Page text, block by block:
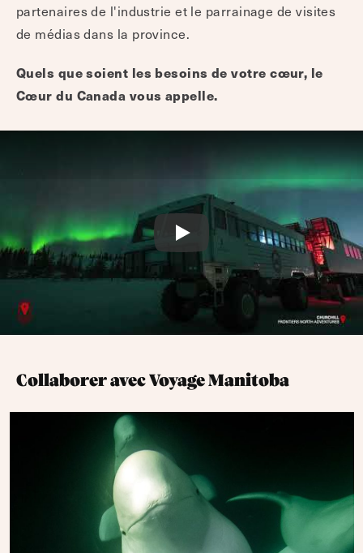
partenaires de l'industrie et le parrainage de visites
de médias dans la province.
Quels que soient les besoins de votre cœur, le
Cœur du Canada vous appelle.
Collaborer avec Voyage Manitoba